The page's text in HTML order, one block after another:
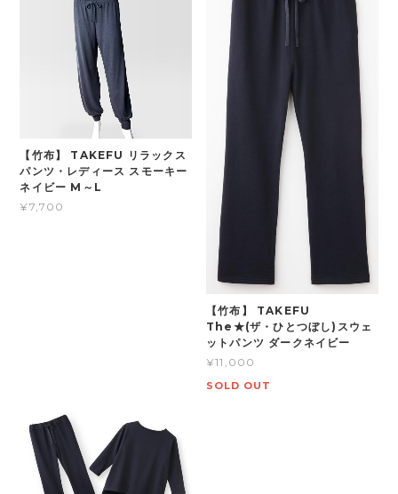
【竹布】 TAKEFU リラックス
パンツ・レディース スモーキー
ネイビー M～L
¥7,700
【竹布】 TAKEFU
The★(ザ・ひとつぼし)スウェ
ットパンツ ダークネイビー
¥11,000
SOLD OUT